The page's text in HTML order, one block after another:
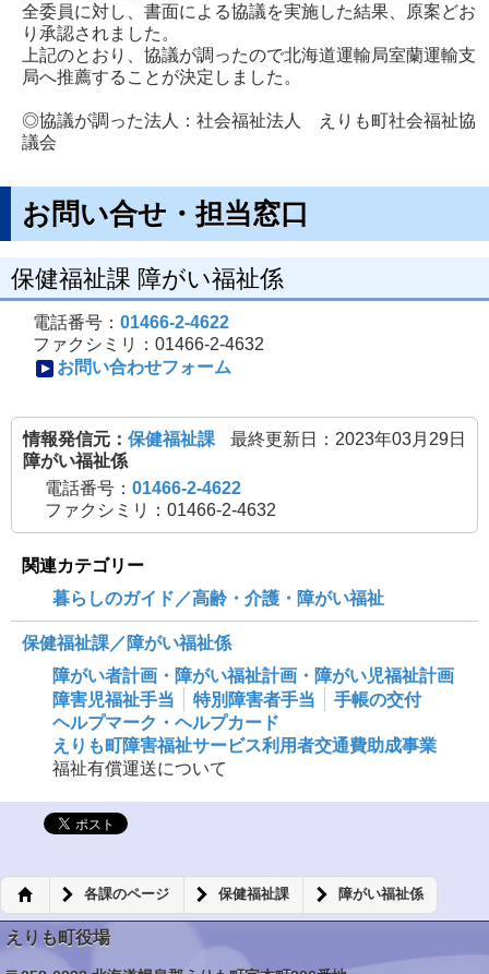
全委員に対し、書面による協議を実施した結果、原案どお
り承認されました。
上記のとおり、協議が調ったので北海道運輸局室蘭運輸支
局へ推薦することが決定しました。
◎協議が調った法人：社会福祉法人 えりも町社会福祉協
議会
お問い合せ・担当窓口
保健福祉課 障がい福祉係
電話番号： 01466-2-4622
ファクシミリ：01466-2-4632
お問い合わせフォーム
最終更新日：2023年03月29日
情報発信元： 保健福祉課
障がい福祉係
電話番号： 01466-2-4622
ファクシミリ：01466-2-4632
関連カテゴリー
暮らしのガイド／高齢・介護・障がい福祉
保健福祉課／障がい福祉係
障がい者計画・障がい福祉計画・障がい児福祉計画
障害児福祉手当
特別障害者手当
手帳の交付
ヘルプマーク・ヘルプカード
えりも町障害福祉サービス利用者交通費助成事業
福祉有償運送について
各課のページ 保健福祉課 障がい福祉係
えりも町役場